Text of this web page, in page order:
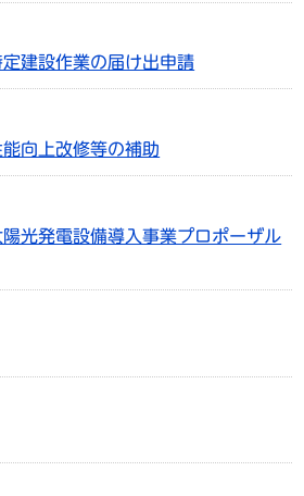
建設作業の届け出申請
向上改修等の補助
光発電設備導入事業プロポーザル